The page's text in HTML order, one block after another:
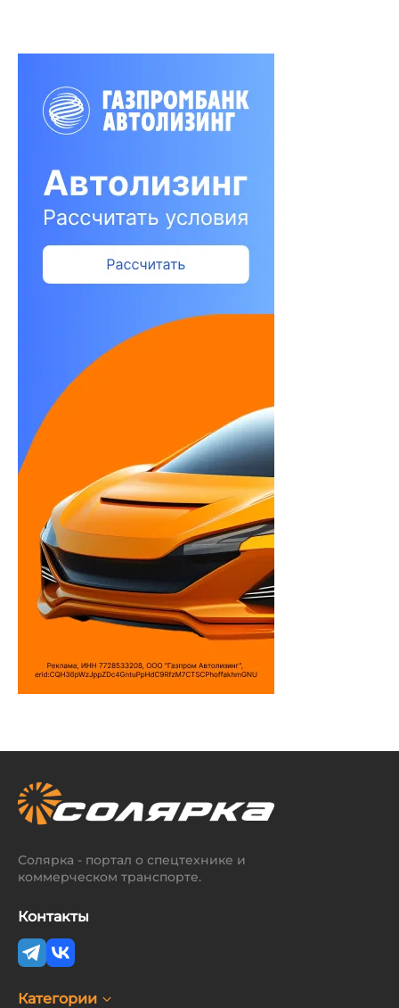
Солярка - портал о спецтехнике и
коммерческом транспорте.
Контакты
Категории